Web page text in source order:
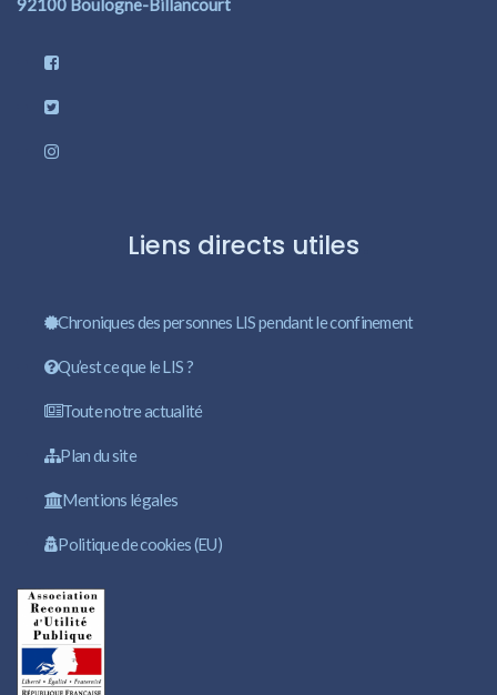
92100 Boulogne-Billancourt
Liens directs utiles
Chroniques des personnes LIS pendant le confinement
Qu’est ce que le LIS ?
Toute notre actualité
Plan du site
Mentions légales
Politique de cookies (EU)